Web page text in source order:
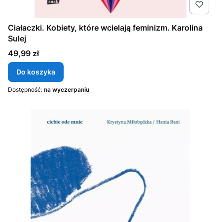
Ciałaczki. Kobiety, które wcielają feminizm. Karolina
Sulej
Cena
49,99 zł
Do koszyka
Dostępność: na wyczerpaniu